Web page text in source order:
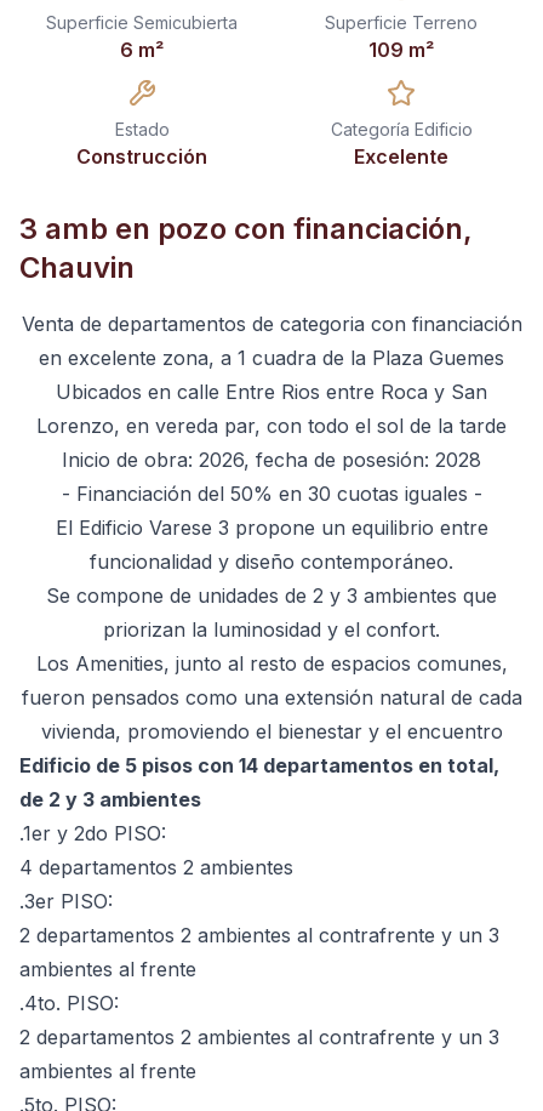
Superficie Semicubierta
6 m²
Superficie Terreno
109 m²
Estado
Construcción
Categoría Edificio
Excelente
3 amb en pozo con financiación,
Chauvin
Venta de departamentos de categoria con financiación
en excelente zona, a 1 cuadra de la Plaza Guemes
Ubicados en calle Entre Rios entre Roca y San
Lorenzo, en vereda par, con todo el sol de la tarde
Inicio de obra: 2026, fecha de posesión: 2028
- Financiación del 50% en 30 cuotas iguales -
El Edificio Varese 3 propone un equilibrio entre
funcionalidad y diseño contemporáneo.
Se compone de unidades de 2 y 3 ambientes que
priorizan la luminosidad y el confort.
Los Amenities, junto al resto de espacios comunes,
fueron pensados como una extensión natural de cada
vivienda, promoviendo el bienestar y el encuentro
Edificio de 5 pisos con 14 departamentos en total,
de 2 y 3 ambientes
.1er y 2do PISO:
4 departamentos 2 ambientes
.3er PISO:
2 departamentos 2 ambientes al contrafrente y un 3
ambientes al frente
.4to. PISO:
2 departamentos 2 ambientes al contrafrente y un 3
ambientes al frente
.5to. PISO: